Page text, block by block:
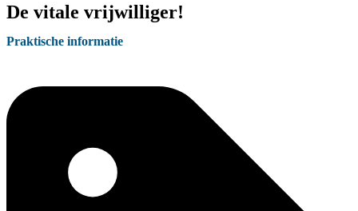
De vitale vrijwilliger!
Praktische informatie